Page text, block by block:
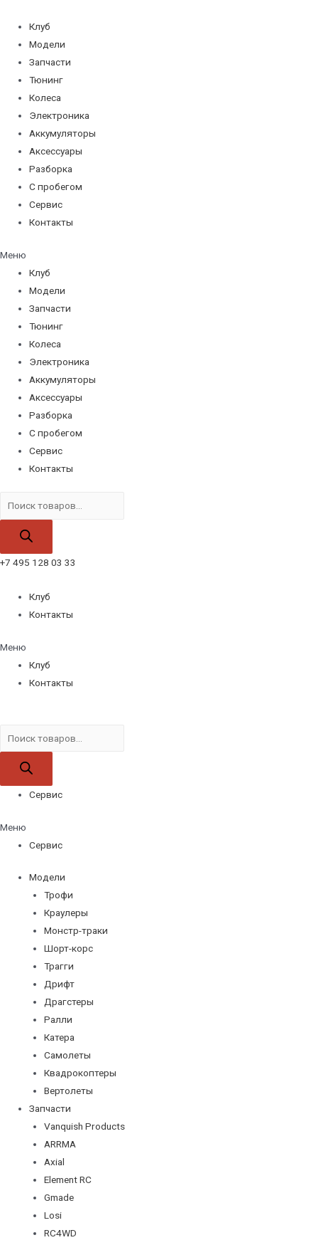
содержимому
Клуб
Модели
Запчасти
Тюнинг
Колеса
Электроника
Аккумуляторы
Аксессуары
Разборка
С пробегом
Сервис
Контакты
Меню
Клуб
Модели
Запчасти
Тюнинг
Колеса
Электроника
Аккумуляторы
Аксессуары
Разборка
С пробегом
Сервис
Контакты
товаров
+7 495 128 03 33
Клуб
Контакты
Меню
Клуб
Контакты
товаров
Сервис
Меню
Сервис
Модели
Трофи
Краулеры
Монстр-траки
Шорт-корс
Трагги
Дрифт
Драгстеры
Ралли
Катера
Самолеты
Квадрокоптеры
Вертолеты
Запчасти
Vanquish Products
ARRMA
Axial
Element RC
Gmade
Losi
RC4WD